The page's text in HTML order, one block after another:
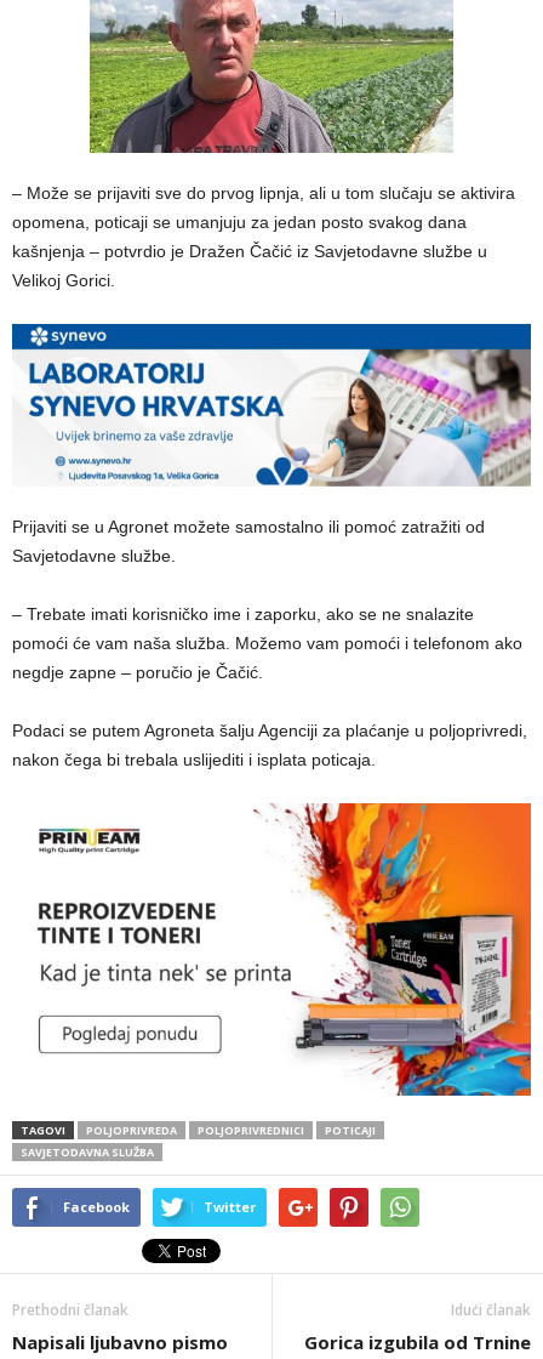
– Može se prijaviti sve do prvog lipnja, ali u tom slučaju se aktivira
opomena, poticaji se umanjuju za jedan posto svakog dana
kašnjenja – potvrdio je Dražen Čačić iz Savjetodavne službe u
Velikoj Gorici.
Prijaviti se u Agronet možete samostalno ili pomoć zatražiti od
Savjetodavne službe.
– Trebate imati korisničko ime i zaporku, ako se ne snalazite
pomoći će vam naša služba. Možemo vam pomoći i telefonom ako
negdje zapne – poručio je Čačić.
Podaci se putem Agroneta šalju Agenciji za plaćanje u poljoprivredi,
nakon čega bi trebala uslijediti i isplata poticaja.
TAGOVI POLJOPRIVREDA POLJOPRIVREDNICI
POTICAJI
SAVJETODAVNA SLUŽBA
Facebook Twitter
Prethodni članak
Napisali ljubavno pismo
Idući članak
Gorica izgubila od Trnine